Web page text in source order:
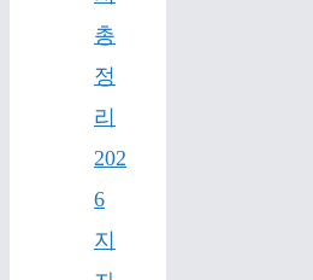
총
정
리
202
6
지